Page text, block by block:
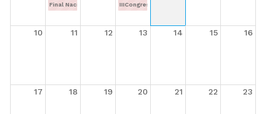
Final Nacional de TALENTOS 2026IIICongreso Regional Jurisdicción Contenciosa
10 11 12 13 14 15 16
17 18 19 20 21 22 23